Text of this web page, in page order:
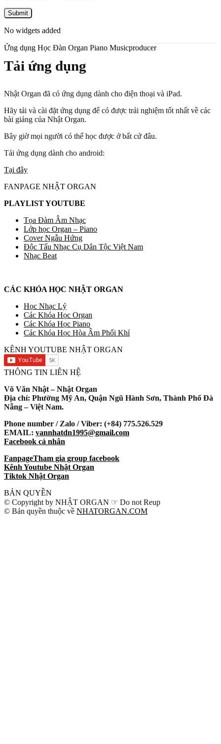
No widgets added
Ứng dụng Học Đàn Organ Piano Musicproducer
Tải ứng dụng
Nhật Organ đã có ứng dụng dành cho điện thoại và iPad.
Hãy tải và cài đặt ứng dụng để có được trải nghiệm tốt nhất về các
bài giảng của Nhật Organ.
Bây giờ mọi người có thể học được ở bất cứ đâu.
Tải ứng dụng dành cho android:
Tại đây
FANPAGE NHẬT ORGAN
PLAYLIST YOUTUBE
Tọa Đàm Âm Nhạc
Lớp học Organ – Piano
Cover Ngẫu Hứng
Độc Tấu Nhạc Cụ Dân Tộc Việt Nam
Nhạc Beat
CÁC KHÓA HỌC NHẬT ORGAN
Học Nhạc Lý
Các Khóa Học Organ
Các Khóa Học Piano
Các Khóa Học Hòa Âm Phối Khí
KÊNH YOUTUBE NHẬT ORGAN
THÔNG TIN LIÊN HỆ
Võ Văn Nhật – Nhật Organ
Địa chỉ: Phường Mỹ An, Quận Ngũ Hành Sơn, Thành Phố Đà
Nẵng – Việt Nam.
Phone number / Zalo / Viber: (+84) 775.526.529
EMAIL: vannhatdn1995@gmail.com
Facebook cá nhân
FanpageTham gia group facebook
Kênh Youtube Nhật Organ
Tiktok Nhật Organ
BẢN QUYỀN
© Copyright by NHẬT ORGAN ☞ Do not Reup
© Bản quyền thuộc về NHATORGAN.COM